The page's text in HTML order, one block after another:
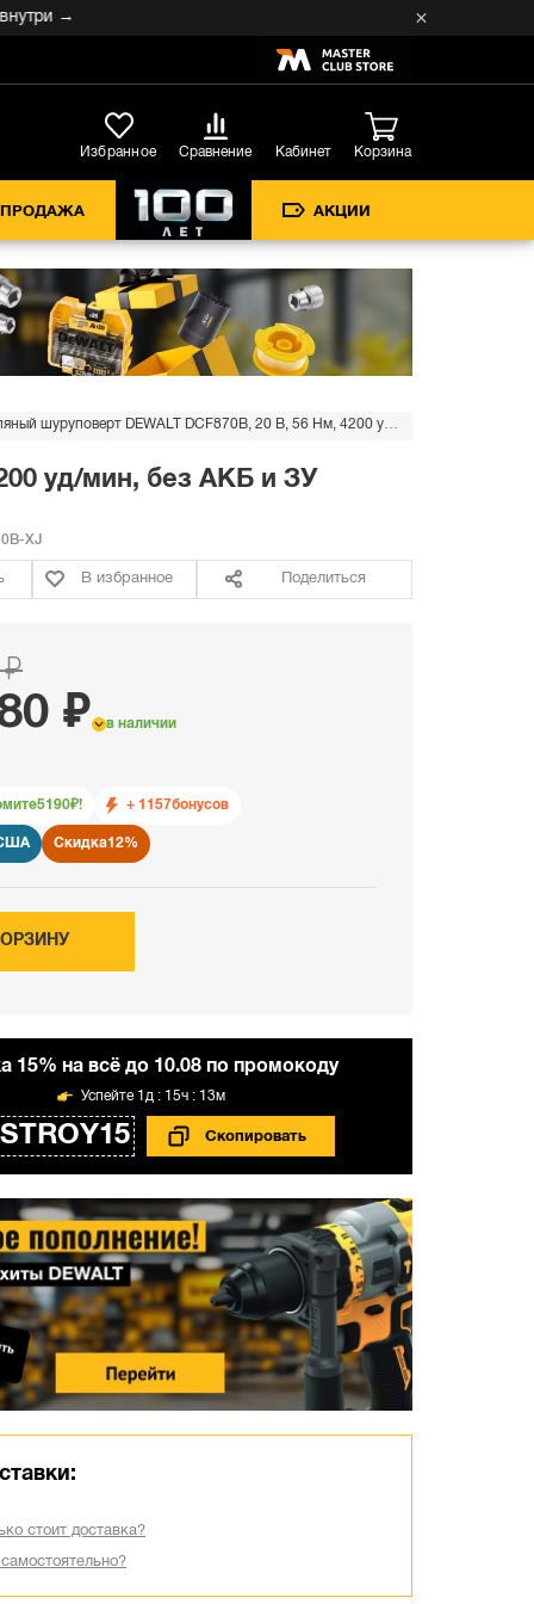
Избранное Сравнение Кабинет Корзина
АКЦИИ
уд/мин, без АКБ и ЗУ
XJ
В избранное Поделиться
₽ в наличии
5190₽! + 1157бонусов
Скидка12%
15% на всё до 10.08 по промокоду
1д : 15ч : 13м
стоит доставка?